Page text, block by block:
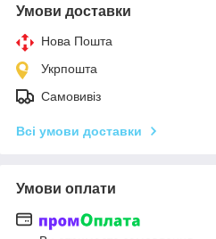
Умови доставки
Нова Пошта
Укрпошта
Самовивіз
Всі умови доставки
Умови оплати